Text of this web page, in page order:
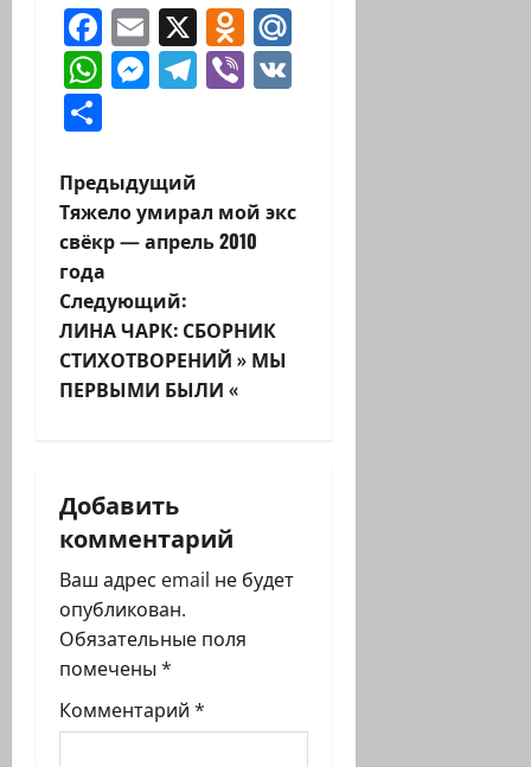
Facebook
Email
X Odnoklassniki
WhatsApp
Messenger
Telegram
Viber
Н
а
в
и
г
ц
и
я
з
а
п
Предыдущий
Тяжело умирал мой экс
свёкр — апрель 2010
года
Следующий:
ЛИНА ЧАРК: СБОРНИК
СТИХОТВОРЕНИЙ » МЫ
ПЕРВЫМИ БЫЛИ «
Добавить
комментарий
Ваш адрес email не будет
опубликован.
Обязательные поля
помечены *
Комментарий *